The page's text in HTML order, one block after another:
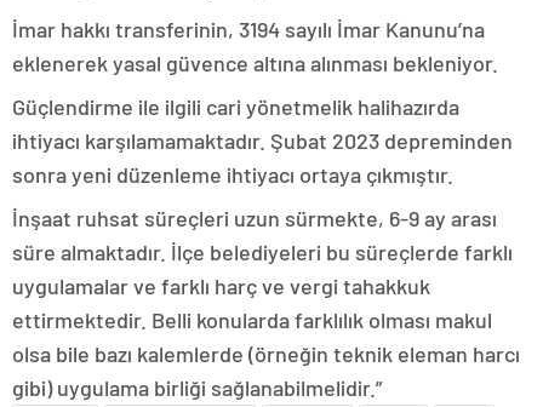
İmar hakkı transferinin, 3194 sayılı İmar Kanunu’na
eklenerek yasal güvence altına alınması bekleniyor.
Güçlendirme ile ilgili cari yönetmelik halihazırda
ihtiyacı karşılamamaktadır. Şubat 2023 depreminden
sonra yeni düzenleme ihtiyacı ortaya çıkmıştır.
İnşaat ruhsat süreçleri uzun sürmekte, 6-9 ay arası
süre almaktadır. İlçe belediyeleri bu süreçlerde farklı
uygulamalar ve farklı harç ve vergi tahakkuk
ettirmektedir. Belli konularda farklılık olması makul
olsa bile bazı kalemlerde (örneğin teknik eleman harcı
gibi) uygulama birliği sağlanabilmelidir.”